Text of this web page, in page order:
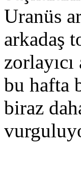
Uranüs
arkadaş
bu hafta
biraz